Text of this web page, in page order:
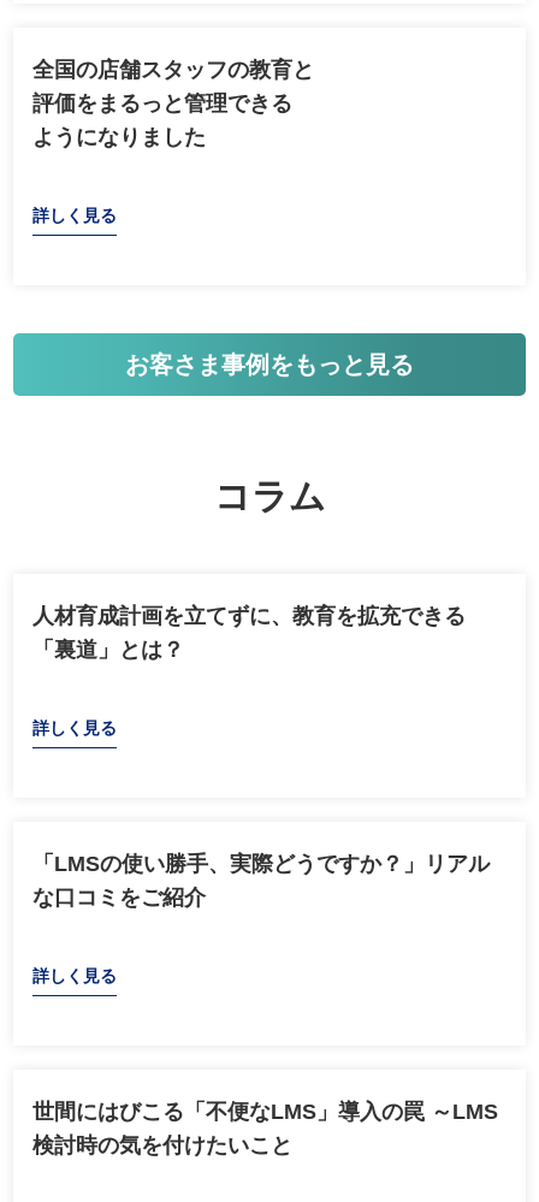
全国の店舗スタッフの教育と
評価をまるっと管理できる
ようになりました
詳しく見る
お客さま事例をもっと見る
コラム
人材育成計画を立てずに、教育を拡充できる
「裏道」とは？
詳しく見る
「LMSの使い勝手、実際どうですか？」リアル
な口コミをご紹介
詳しく見る
世間にはびこる「不便なLMS」導入の罠 ～LMS
検討時の気を付けたいこと